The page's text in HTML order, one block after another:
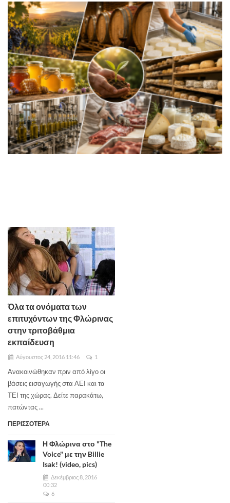
Όλα τα ονόματα των
επιτυχόντων της Φλώρινας
στην τριτοβάθμια
εκπαίδευση
Αύγουστος 24, 2016 11:46 1
Ανακοινώθηκαν πριν από λίγο οι
βάσεις εισαγωγής στα ΑΕΙ και τα
ΤΕΙ της χώρας. Δείτε παρακάτω,
πατώντας ...
ΠΕΡΙΣΣΟΤΕΡΑ
Η Φλώρινα στο "The
Voice" με την Billie
Isak! (video, pics)
Δεκέμβριος 8, 2016
00:32
6